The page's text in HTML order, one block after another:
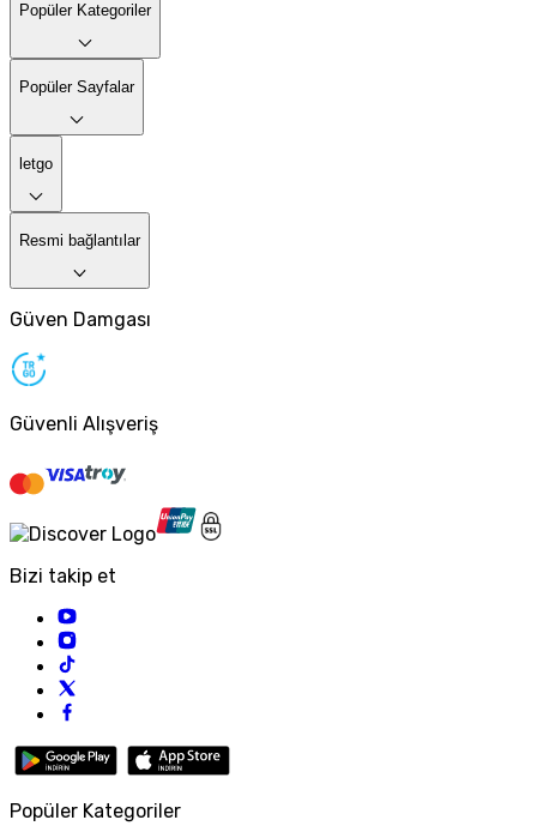
Popüler Kategoriler
Popüler Sayfalar
letgo
Resmi bağlantılar
Güven Damgası
Güvenli Alışveriş
Bizi takip et
Popüler Kategoriler